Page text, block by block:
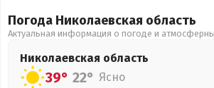
Погода Николаевская область
Актуальная информация о погоде и
Николаевская область
39° 22° Ясно